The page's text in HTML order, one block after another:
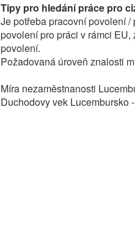
Tipy pro hledání práce pro
Je potřeba pracovní povolení
povolení pro práci v rámci
povolení.
Požadovaná úroveň znalosti
Míra nezaměstnanosti
Duchodovy vek Lucembursko